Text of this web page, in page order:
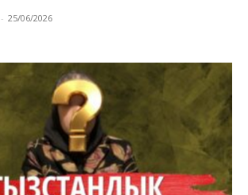
- 25/06/2026